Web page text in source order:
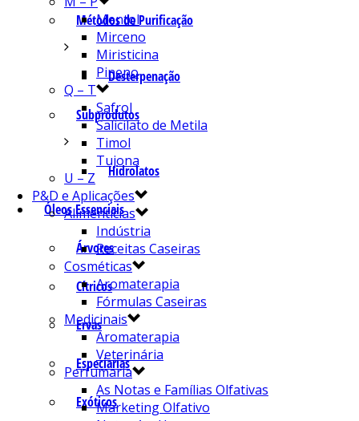
Métodos de Purificação
Desterpenação
Subprodutos
Hidrolatos
Óleos Essenciais
Árvores
Cítricos
Ervas
Especiarias
Exóticos
Mentol
Mirceno
Miristicina
Pineno
Q – T
Safrol
Salicilato de Metila
Timol
Tujona
U – Z
P&D e Aplicações
Alimentícias
Indústria
Receitas Caseiras
Cosméticas
Aromaterapia
Fórmulas Caseiras
Medicinais
Aromaterapia
Veterinária
Perfumaria
As Notas e Famílias Olfativas
Marketing Olfativo